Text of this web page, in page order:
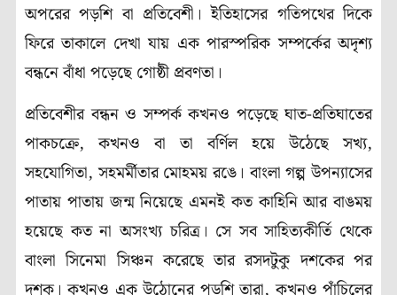
অপরের পড়শি বা প্রতিবেশী। ইতিহাসের গতিপথের দিকে
ফিরে তাকালে দেখা যায় এক পারস্পরিক সম্পর্কের অদৃশ্য
বন্ধনে বাঁধা পড়েছে গোষ্ঠী প্রবণতা।
প্রতিবেশীর বন্ধন ও সম্পর্ক কখনও পড়েছে ঘাত-প্রতিঘাতের
পাকচক্রে, কখনও বা তা বর্ণিল হয়ে উঠেছে সখ্য,
সহযোগিতা, সহমর্মীতার মোহময় রঙে। বাংলা গল্প উপন্যাসের
পাতায় পাতায় জন্ম নিয়েছে এমনই কত কাহিনি আর বাঙময়
হয়েছে কত না অসংখ্য চরিত্র। সে সব সাহিত্যকীর্তি থেকে
বাংলা সিনেমা সিঞ্চন করেছে তার রসদটুকু দশকের পর